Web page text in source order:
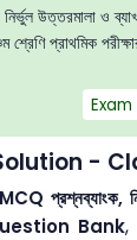
উত্তরমালা ও
প্রাথমিক
Exam
Solution -
MCQ প্রশ্নব্যাংক,
Bank,